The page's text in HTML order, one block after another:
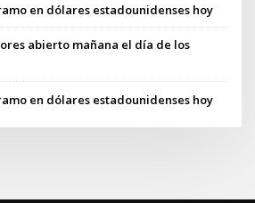
en dólares estadounidenses hoy
abierto mañana el día de los
en dólares estadounidenses hoy